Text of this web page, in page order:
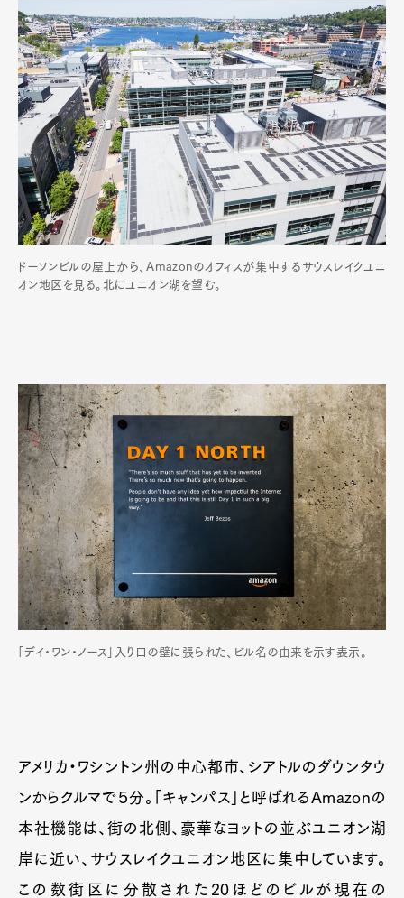
ドーソンビルの屋上から、Amazonのオフィスが集中するサウスレイクユニ
オン地区を見る。北にユニオン湖を望む。
「デイ・ワン・ノース」入り口の壁に張られた、ビル名の由来を示す表示。
アメリカ・ワシントン州の中心都市、シアトルのダウンタウ
ンからクルマで５分。「キャンパス」と呼ばれるAmazonの
本社機能は、街の北側、豪華なヨットの並ぶユニオン湖
岸に近い、サウスレイクユニオン地区に集中しています。
この数街区に分散された20ほどのビルが現在の